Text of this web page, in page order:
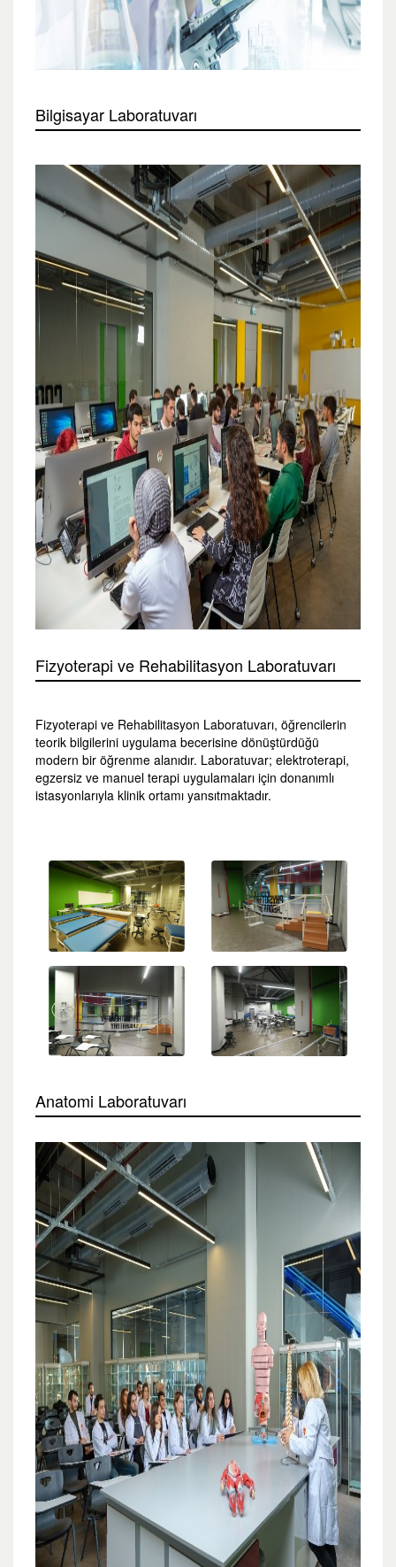
Bilgisayar Laboratuvarı
Fizyoterapi ve Rehabilitasyon Laboratuvarı
Fizyoterapi ve Rehabilitasyon Laboratuvarı, öğrencilerin
teorik bilgilerini uygulama becerisine dönüştürdüğü
modern bir öğrenme alanıdır. Laboratuvar; elektroterapi,
egzersiz ve manuel terapi uygulamaları için donanımlı
istasyonlarıyla klinik ortamı yansıtmaktadır.
Anatomi Laboratuvarı